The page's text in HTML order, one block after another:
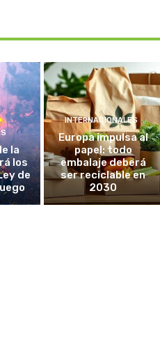
la
los
de
INTERNACIONALES
Europa impulsa al
papel: todo
embalaje deberá
ser reciclable en
2030